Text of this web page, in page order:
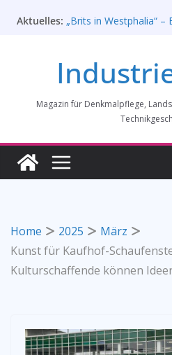
Inhalt
Aktuelles: „Brits in Westphalia“ –
werden – Erfolgreiche
Prof. Dr. Rainer Slotta
Vereins für
Ausstellung in
Rahmenprogramm der
Bundesverbands
Magazin für Denkmalpflege,
Home 2025
März
Kunst für Kaufhof-
Kulturschaffende können